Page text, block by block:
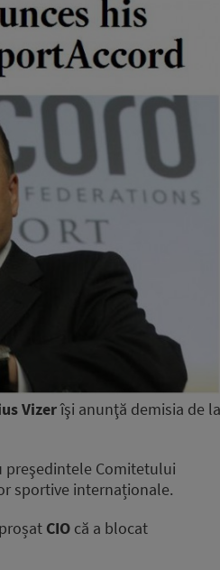
Vizerîşi anunţă demisia de la
preşedintele Comitetului
sportive internaționale.
CIO că a blocat